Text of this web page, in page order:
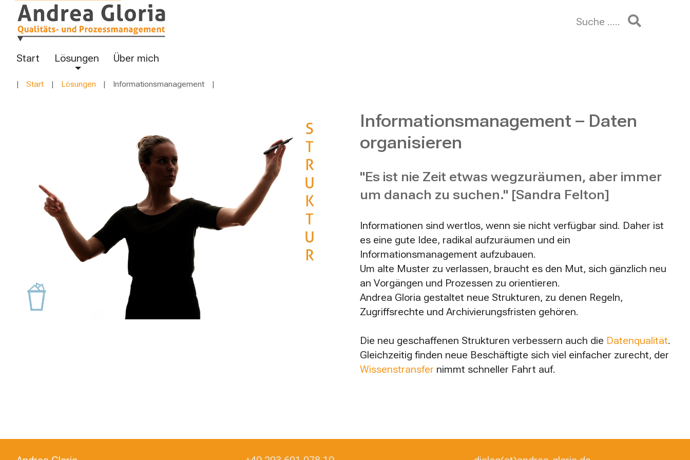
Suche .....
Start Lösungen Über mich
Start Lösungen Informationsmanagement
Informationsmanagement – Daten
organisieren
"Es ist nie Zeit etwas wegzuräumen, aber immer
um danach zu suchen." [Sandra Felton]
Informationen sind wertlos, wenn sie nicht verfügbar sind. Daher ist
es eine gute Idee, radikal aufzuräumen und ein
Informationsmanagement aufzubauen.
Um alte Muster zu verlassen, braucht es den Mut, sich gänzlich neu
an Vorgängen und Prozessen zu orientieren.
Andrea Gloria gestaltet neue Strukturen, zu denen Regeln,
Zugriffsrechte und Archivierungsfristen gehören.
Die neu geschaffenen Strukturen verbessern auch die Datenqualität.
Gleichzeitig finden neue Beschäftigte sich viel einfacher zurecht, der
Wissenstransfer nimmt schneller Fahrt auf.